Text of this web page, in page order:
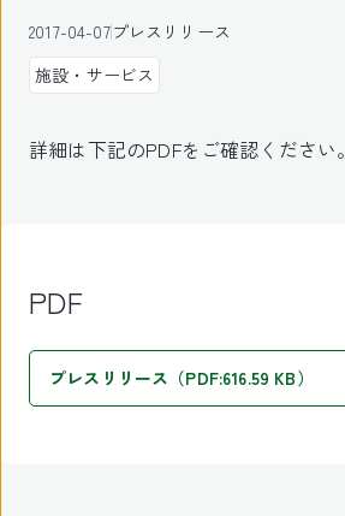
2017-04-07プレスリリース
施設・サービス
詳細は下記のPDFをご確認ください。
PDF
プレスリリース（PDF:616.59 KB）